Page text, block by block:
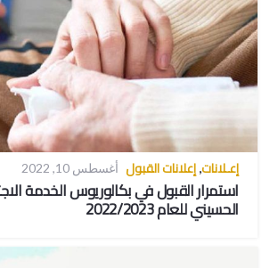
إعـلانات, إعلانات القبول أغسطس 10, 2022
استمرار القبول في بكالوريوس الخدمة
الحسيني للعام 2022/2023